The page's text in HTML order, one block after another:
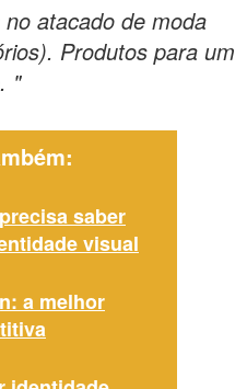
atacado de moda
Produtos para um
"
saber
visual
a melhor